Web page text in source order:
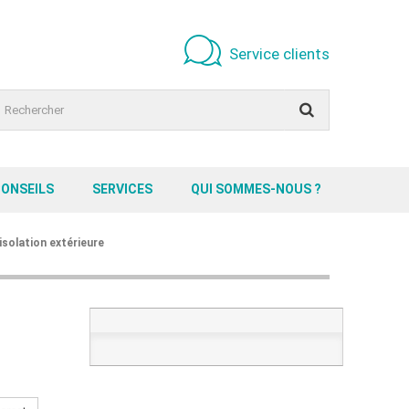
Service clients
SERVICES QUI SOMMES-NOUS ?
extérieure